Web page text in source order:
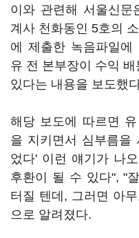
이와 관련해 서울신문
계사 천화동인 5호의
에 제출한 녹음파일에
유 전 본부장이 수익
있다는 내용을 보도했
해당 보도에 따르면
을 지키면서 심부름을
었다' 이런 얘기가 나
후환이 될 수 있다", "
터질 텐데, 그러면 아
으로 알려졌다.